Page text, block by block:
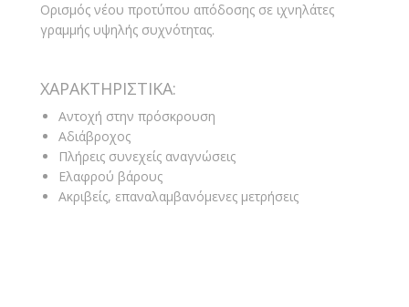
Ορισμός νέου προτύπου απόδοσης σε ιχνηλάτες
γραμμής υψηλής συχνότητας.
ΧΑΡΑΚΤΗΡΙΣΤΙΚΑ:
Αντοχή στην πρόσκρουση
Αδιάβροχος
Πλήρεις συνεχείς αναγνώσεις
Ελαφρού βάρους
Ακριβείς, επαναλαμβανόμενες μετρήσεις